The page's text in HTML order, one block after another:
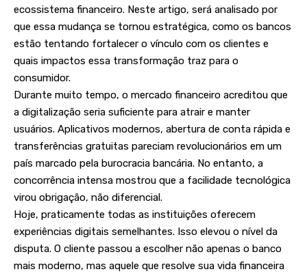
ecossistema financeiro. Neste artigo, será analisado por
que essa mudança se tornou estratégica, como os bancos
estão tentando fortalecer o vínculo com os clientes e
quais impactos essa transformação traz para o
consumidor.
Durante muito tempo, o mercado financeiro acreditou que
a digitalização seria suficiente para atrair e manter
usuários. Aplicativos modernos, abertura de conta rápida e
transferências gratuitas pareciam revolucionários em um
país marcado pela burocracia bancária. No entanto, a
concorrência intensa mostrou que a facilidade tecnológica
virou obrigação, não diferencial.
Hoje, praticamente todas as instituições oferecem
experiências digitais semelhantes. Isso elevou o nível da
disputa. O cliente passou a escolher não apenas o banco
mais moderno, mas aquele que resolve sua vida financeira